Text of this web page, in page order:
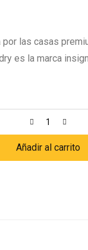
por las casas
es la marca
Añadir al carrito